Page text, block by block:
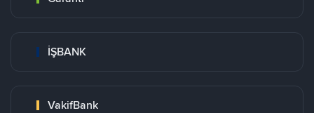
İŞBANK
VakifBank